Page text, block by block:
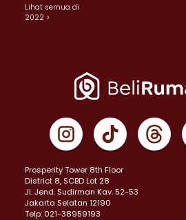
Lihat semua di
2022 >
Prosperity Tower 8th Floor
District 8, SCBD Lot 28
JI. Jend. Sudirman Kav. 52-53
Jakarta Selatan 12190
Telp: 021-38959193